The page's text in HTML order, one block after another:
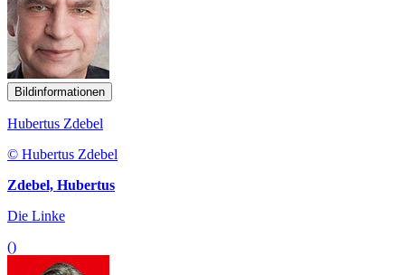
Bildinformationen
Hubertus Zdebel
© Hubertus Zdebel
Zdebel, Hubertus
Die Linke
()